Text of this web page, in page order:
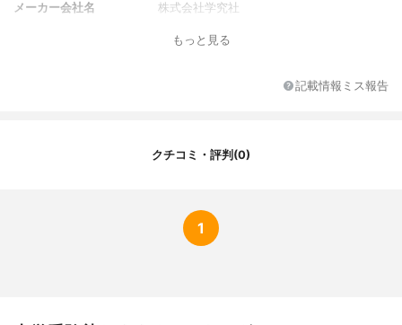
メーカー会社名 株式会社学究社
もっと見る
記載情報ミス報告
クチコミ・評判(0)
1